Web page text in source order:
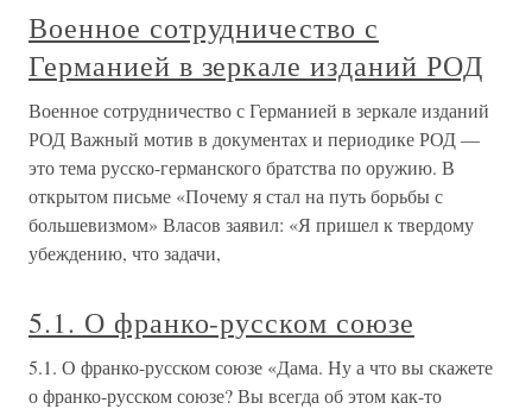
Военное сотрудничество с
Германией в зеркале изданий РОД
Военное сотрудничество с Германией в зеркале изданий
РОД Важный мотив в документах и периодике РОД —
это тема русско-германского братства по оружию. В
открытом письме «Почему я стал на путь борьбы с
большевизмом» Власов заявил: «Я пришел к твердому
убеждению, что задачи,
5.1. О франко-русском союзе
5.1. О франко-русском союзе «Дама. Ну а что вы скажете
о франко-русском союзе? Вы всегда об этом как-то